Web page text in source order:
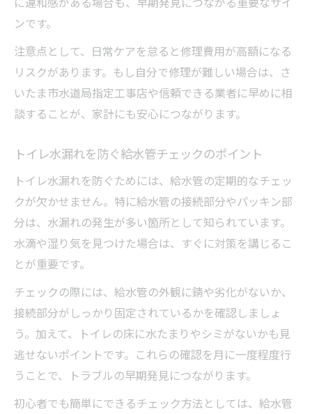
ンです。
注意点として、日常ケアを怠ると修理費用が高額になる
リスクがあります。もし自分で修理が難しい場合は、さ
いたま市水道局指定工事店や信頼できる業者に早めに相
談することが、家計にも安心につながります。
トイレ水漏れを防ぐ給水管チェックのポイント
トイレ水漏れを防ぐためには、給水管の定期的なチェッ
クが欠かせません。特に給水管の接続部分やパッキン部
分は、水漏れの発生が多い箇所として知られています。
水滴や湿り気を見つけた場合は、すぐに対策を講じるこ
とが重要です。
チェックの際には、給水管の外観に錆や劣化がないか、
接続部分がしっかり固定されているかを確認しましょ
う。加えて、トイレの床に水たまりやシミがないかも見
逃せないポイントです。これらの確認を月に一度程度行
うことで、トラブルの早期発見につながります。
初心者でも簡単にできるチェック方法としては、給水管